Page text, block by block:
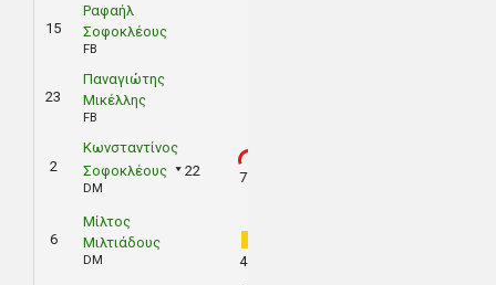
15
Ραφαήλ
Σοφοκλέους
FB
23
Παναγιώτης
Μικέλλης
FB
2
Κωνσταντίνος
Σοφοκλέους
22
DM
77'
6
Μίλτος
Μιλτιάδους
DM 44'